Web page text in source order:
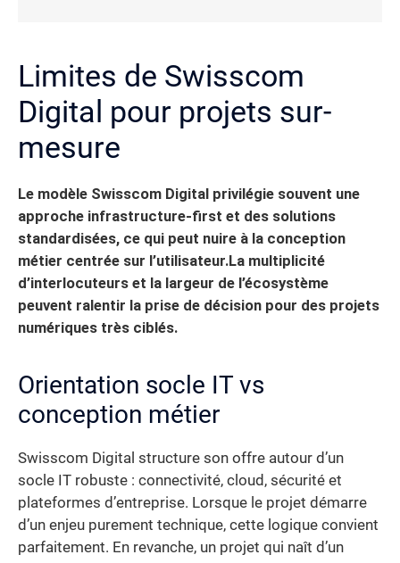
Limites de Swisscom
Digital pour projets sur-
mesure
Le modèle Swisscom Digital privilégie souvent une
approche infrastructure-first et des solutions
standardisées, ce qui peut nuire à la conception
métier centrée sur l’utilisateur.La multiplicité
d’interlocuteurs et la largeur de l’écosystème
peuvent ralentir la prise de décision pour des projets
numériques très ciblés.
Orientation socle IT vs
conception métier
Swisscom Digital structure son offre autour d’un
socle IT robuste : connectivité, cloud, sécurité et
plateformes d’entreprise. Lorsque le projet démarre
d’un enjeu purement technique, cette logique convient
parfaitement. En revanche, un projet qui naît d’un